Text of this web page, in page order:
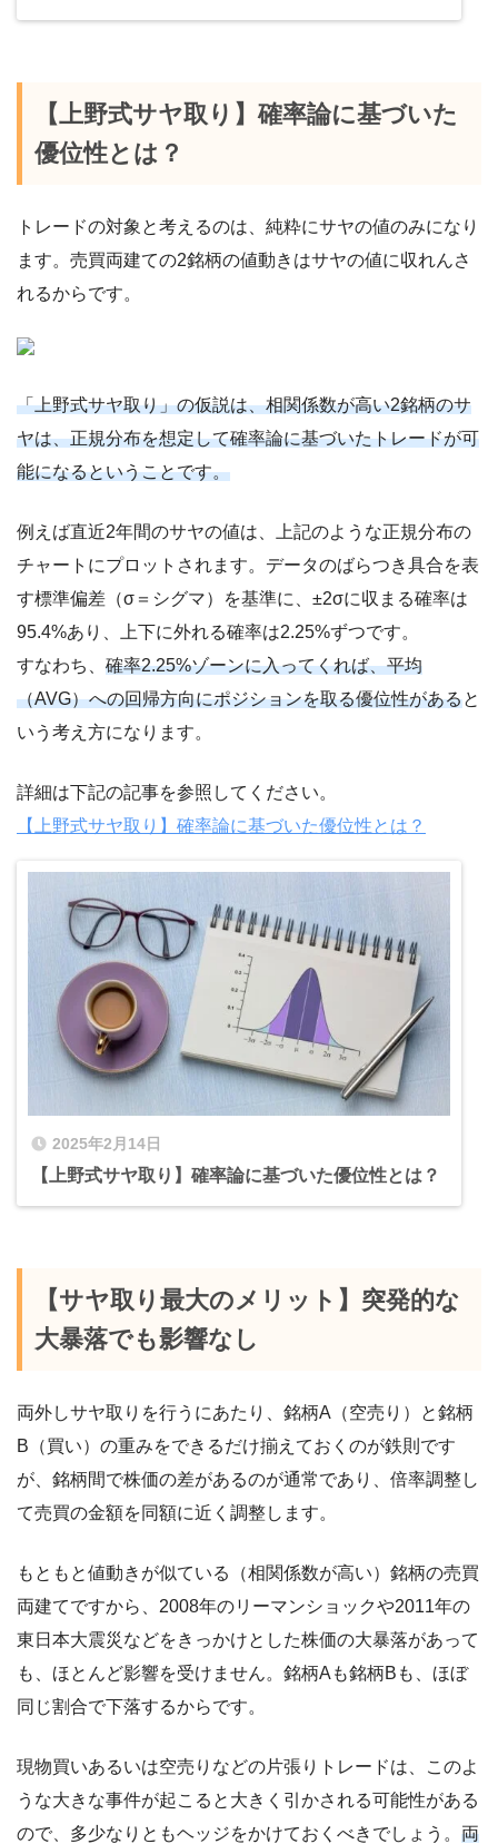
【上野式サヤ取り】確率論に基づいた
優位性とは？
トレードの対象と考えるのは、純粋にサヤの値のみになり
ます。売買両建ての2銘柄の値動きはサヤの値に収れんさ
れるからです。
「上野式サヤ取り」の仮説は、相関係数が高い2銘柄のサ
ヤは、正規分布を想定して確率論に基づいたトレードが可
能になるということです。
例えば直近2年間のサヤの値は、上記のような正規分布の
チャートにプロットされます。データのばらつき具合を表
す標準偏差（σ＝シグマ）を基準に、±2σに収まる確率は
95.4%あり、上下に外れる確率は2.25%ずつです。
すなわち、 確率2.25%ゾーンに入ってくれば、平均
（AVG）への回帰方向にポジションを取る優位性があると
いう考え方になります。
詳細は下記の記事を参照してください。
【上野式サヤ取り】確率論に基づいた優位性とは？
2025年2月14日
【上野式サヤ取り】確率論に基づいた優位性とは？
【サヤ取り最大のメリット】突発的な
大暴落でも影響なし
両外しサヤ取りを行うにあたり、銘柄A（空売り）と銘柄
B（買い）の重みをできるだけ揃えておくのが鉄則です
が、銘柄間で株価の差があるのが通常であり、倍率調整し
て売買の金額を同額に近く調整します。
もともと値動きが似ている（相関係数が高い）銘柄の売買
両建てですから、2008年のリーマンショックや2011年の
東日本大震災などをきっかけとした株価の大暴落があって
も、ほとんど影響を受けません。銘柄Aも銘柄Bも、ほぼ
同じ割合で下落するからです。
現物買いあるいは空売りなどの片張りトレードは、このよ
うな大きな事件が起こると大きく引かされる可能性がある
ので、多少なりともヘッジをかけておくべきでしょう。 両